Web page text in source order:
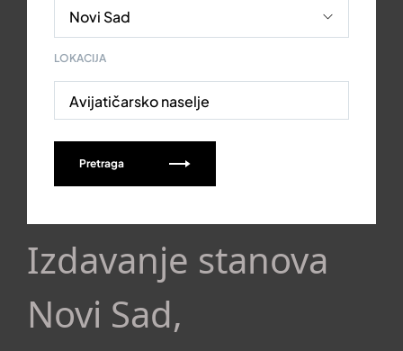
LOKACIJA
Avijatičarsko naselje
Pretraga
Izdavanje stanova
Novi Sad,